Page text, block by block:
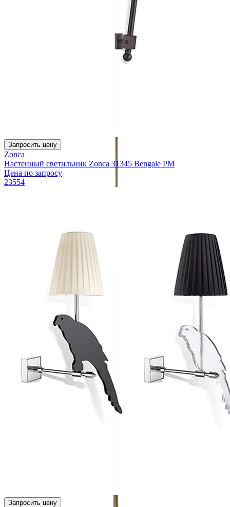
Запросить цену
Zonca
Настенный светильник Zonca 31345 Bengale PM
Цена по запросу
23554
Запросить цену